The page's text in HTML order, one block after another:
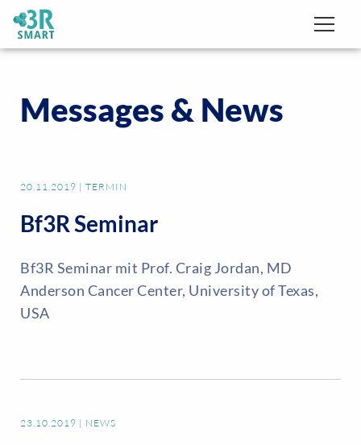
Messages & News
20.11.2019 TERMIN
Bf3R Seminar
Bf3R Seminar mit Prof. Craig Jordan, MD
Anderson Cancer Center, University of Texas,
USA
23.10.2019 NEWS